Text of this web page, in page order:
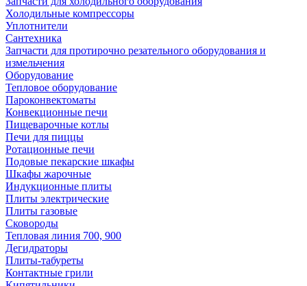
Холодильные компрессоры
Уплотнители
Сантехника
Запчасти для протирочно резательного оборудования и
измельчения
Оборудование
Тепловое оборудование
Пароконвектоматы
Конвекционные печи
Пищеварочные котлы
Печи для пиццы
Ротационные печи
Подовые пекарские шкафы
Шкафы жарочные
Индукционные плиты
Плиты электрические
Плиты газовые
Сковороды
Тепловая линия 700, 900
Дегидраторы
Плиты-табуреты
Контактные грили